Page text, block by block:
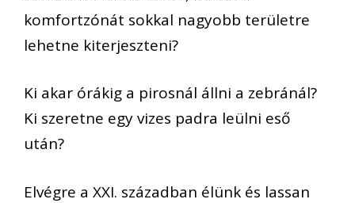
komfortzónát sokkal nagyobb területre
lehetne kiterjeszteni?
Ki akar órákig a pirosnál állni a zebránál?
Ki szeretne egy vizes padra leülni eső
után?
Elvégre a XXI. században élünk és lassan